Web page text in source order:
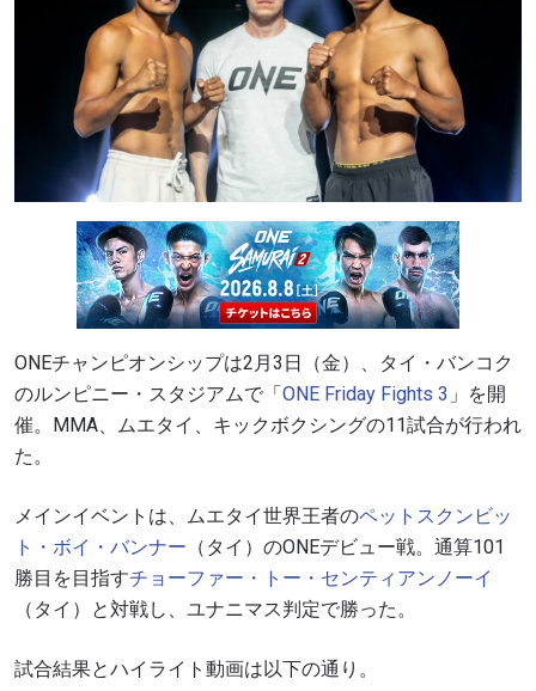
ONEチャンピオンシップは2月3日（金）、タイ・バンコク
のルンピニー・スタジアムで「ONE Friday Fights 3 」を開
催。MMA、ムエタイ、キックボクシングの11試合が行われ
た。
メインイベントは、ムエタイ世界王者のペットスクンビッ
ト・ボイ・バンナー （タイ）のONEデビュー戦。通算101
勝目を目指すチョーファー・トー・センティアンノーイ
（タイ）と対戦し、ユナニマス判定で勝った。
試合結果とハイライト動画は以下の通り。